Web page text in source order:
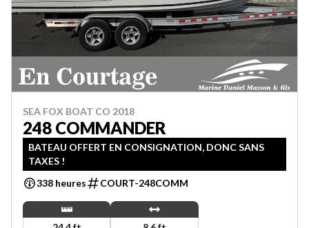
SEA FOX BOAT CO 2018
248 COMMANDER
BATEAU OFFERT EN CONSIGNATION, DONC SANS
TAXES !
338 heures
COURT-248COMM